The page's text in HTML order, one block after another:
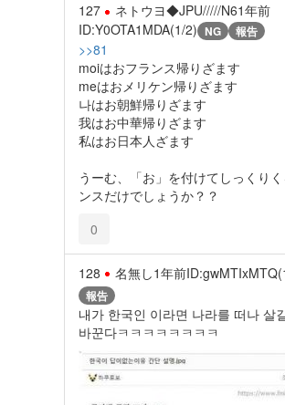
127 ネトウヨ◆JPU/////N61年前
ID:Y0OTA1MDA(1/2) NG 報告
>>81
moiはおフランス帰りざます
meはおメリケン帰りざます
나はお朝鮮帰りざます
我はお中華帰りざます
私はお日本人ざます
うーむ、「お」を付けてしっくり
ンスだけでしょうか？？
0
128 名無し1年前
報告
내가 한국인 이라면 나라를 떠나 살
바꾼다ㅋㅋㅋㅋㅋㅋㅋㅋ